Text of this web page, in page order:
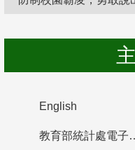
English
教育部